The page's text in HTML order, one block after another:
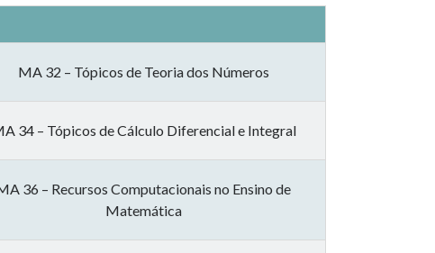
MA 32 – Tópicos de Teoria dos Números
34 – Tópicos de Cálculo Diferencial e Integral
36 – Recursos Computacionais no Ensino de
Matemática